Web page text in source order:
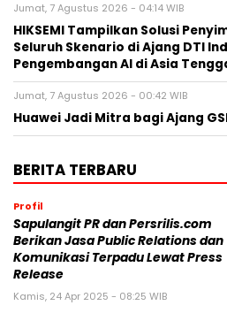
Jumat, 7 Agustus 2026 - 04:14 WIB
HIKSEMI Tampilkan Solusi
Seluruh Skenario di Ajang DTI
Pengembangan AI di Asia
Jumat, 7 Agustus 2026 - 00:42 WIB
Huawei Jadi Mitra bagi Ajang
BERITA TERBARU
Profil
Sapulangit PR dan Persrilis.com
Berikan Jasa Public Relations dan
Komunikasi Terpadu Lewat Press
Release
Kamis, 24 Apr 2025 - 08:25 WIB